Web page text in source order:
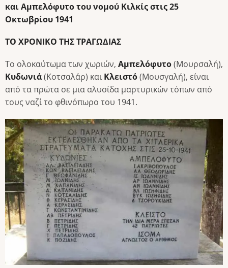
και Αμπελόφυτο του νομού Κιλκίς στις 25
Οκτωβρίου 1941
ΤΟ ΧΡΟΝΙΚΟ ΤΗΣ ΤΡΑΓΩΔΙΑΣ
Το ολοκαύτωμα των χωριών, Αμπελόφυτο(Μουρσαλή),
Κυδωνιά(Κοτσαλάρ) και Κλειστό(Μουσγαλή), είναι
από τα πρώτα σε μια αλυσίδα μαρτυρικών τόπων από
τους ναζί το φθινόπωρο του 1941.
Image